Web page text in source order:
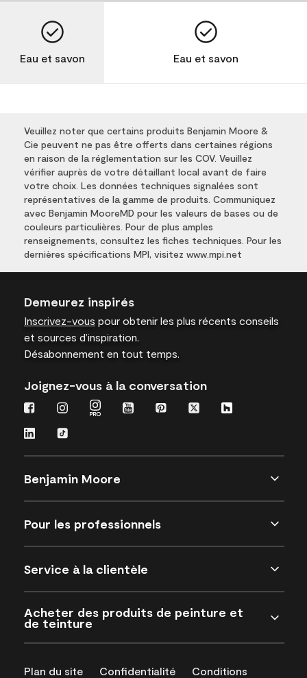
Eau et savon Eau et savon
Veuillez noter que certains produits Benjamin Moore &
Cie peuvent ne pas être offerts dans certaines régions
en raison de la réglementation sur les COV. Veuillez
vérifier auprès de votre détaillant local avant de faire
votre choix. Les données techniques signalées sont
représentatives de la gamme de produits. Communiquez
avec Benjamin MooreMD pour les valeurs de bases ou de
couleurs particulières. Pour de plus amples
renseignements, consultez les fiches techniques. Pour les
dernières spécifications MPI, visitez www.mpi.net
Demeurez inspirés
Inscrivez-vous pour obtenir les plus récents conseils
et sources d’inspiration.
Désabonnement en tout temps.
Joignez-vous à la conversation
Benjamin Moore
Pour les professionnels
Service à la clientèle
Acheter des produits de peinture et
de teinture
Plan du site Confidentialité
Conditions